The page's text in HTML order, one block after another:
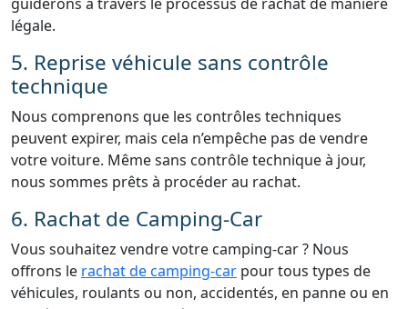
légale.
5. Reprise véhicule sans contrôle
technique
Nous comprenons que les contrôles techniques
peuvent expirer, mais cela n’empêche pas de vendre
votre voiture. Même sans contrôle technique à jour,
nous sommes prêts à procéder au rachat.
6. Rachat de Camping-Car
Vous souhaitez vendre votre camping-car ? Nous
offrons le rachat de camping-car pour tous types de
véhicules, roulants ou non, accidentés, en panne ou en